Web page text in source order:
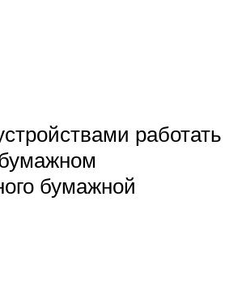
работать
бумажной